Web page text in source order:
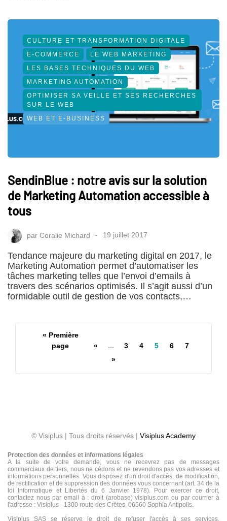
CULTURE ET TRANSFORMATION DIGITALE
E-COMMERCE
LE WEB MARKETING
LES BASES TECHNIQUES DU WEB
MARKETING AUTOMATION
OPTIMISER SA VEILLE ET SES RECHERCHES
SUR LE WEB
WEB ET E-BUSINESS
SendinBlue : notre avis sur la solution
de Marketing Automation accessible à
tous
par Coralie Michard 19 juillet 2017
Tendance majeure du marketing digital en 2017, le
Marketing Automation permet d’automatiser les
tâches marketing telles que l’envoi d’emails à
travers des scénarios optimisés. Il s’agit aussi d’un
formidable outil de gestion de vos contacts,…
« Première
page
« ... 3 4 5 6
7
»
© Visiplus | Tous droits réservés | Visiplus Academy
Protection des données et informations légales
A la suite de votre demande, vous ne recevrez pas de messages
commerciaux de tiers, nous ne cédons et ne revendons pas vos adresses et
informations personnelles. Vous disposez d'un droit d'accès, de modification,
de rectification et de suppression des données vous concernant (art. 34 de la
loi Informatique et Libertés du 6 Janvier 1978). Pour exercer ce droit,
contactez nous par email à : droit (arobase) visiplus.com ou par courrier à
l'adresse : Visiplus - 1300 route des Crêtes, 06560 Sophia Antipolis.
Visiplus SAS se réserve le droit de refuser l'accès à ses services,